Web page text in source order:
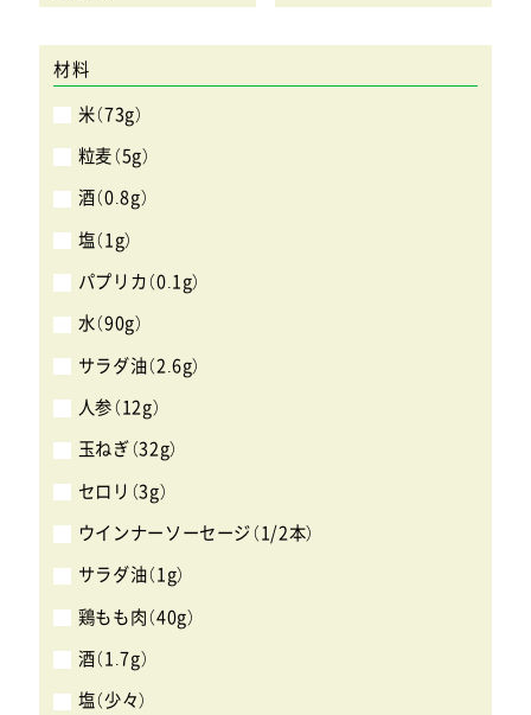
材料
米（73g）
粒麦（5g）
酒（0.8g）
塩（1g）
パプリカ（0.1g）
水（90g）
サラダ油（2.6g）
人参（12g）
玉ねぎ（32g）
セロリ（3g）
ウインナーソーセージ（1/2本）
サラダ油（1g）
鶏もも肉（40g）
酒（1.7g）
塩（少々）